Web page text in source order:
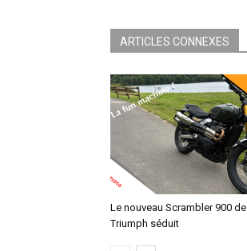
ARTICLES CONNEXES
Le nouveau Scrambler 900 de
Triumph séduit